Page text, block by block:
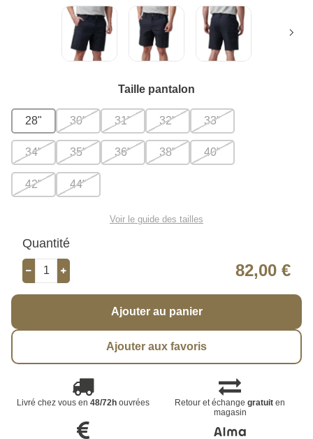
Taille pantalon
28" 30" 31" 32" 33"
34" 35" 36" 38" 40"
42" 44"
Voir le guide des tailles
Quantité
82,00 €
Ajouter au panier
Ajouter aux favoris
Livré chez vous en 48/72houvrées Retour et échangegratuit en
magasin